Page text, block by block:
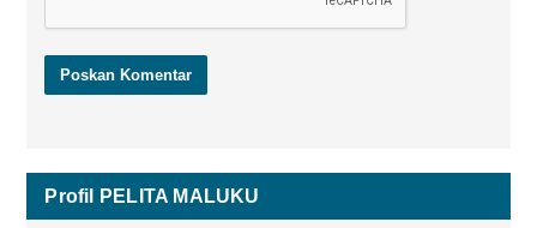
Profil PELITA MALUKU